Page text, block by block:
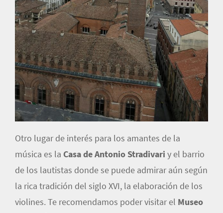
Otro lugar de interés para los amantes de la
música es la Casa de Antonio Stradivari y el barrio
de los lautistas donde se puede admirar aún según
la rica tradición del siglo XVI, la elaboración de los
violines. Te recomendamos poder visitar el Museo